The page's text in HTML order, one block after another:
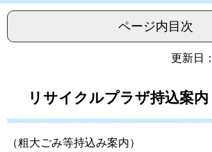
ページ内目次
更新日
リサイクルプラザ持込案内
（粗大ごみ等持込み案内）